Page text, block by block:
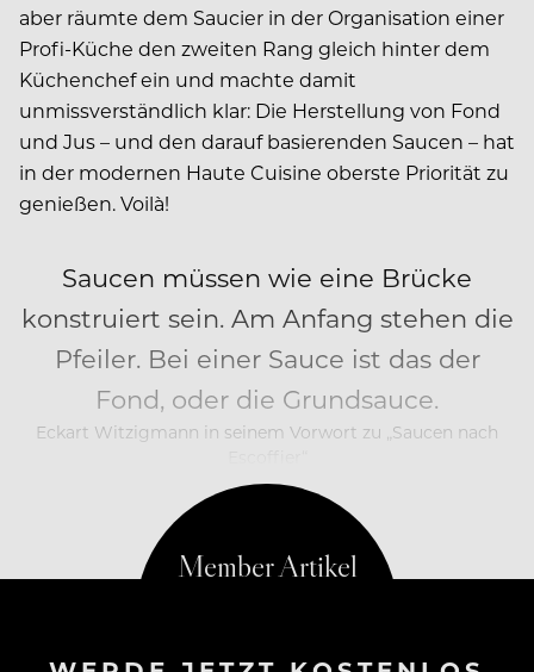
aber räumte dem Saucier in der Organisation einer
Profi-Küche den zweiten Rang gleich hinter dem
Küchenchef ein und machte damit
unmissverständlich klar: Die Herstellung von Fond
und Jus – und den darauf basierenden Saucen – hat
in der modernen Haute Cuisine oberste Priorität zu
genießen. Voilà!
Saucen müssen wie eine Brücke
konstruiert sein. Am Anfang stehen die
Pfeiler. Bei einer Sauce ist das der
Fond, oder die Grundsauce.
Eckart Witzigmann in seinem Vorwort zu „Saucen nach
Die gute Nachricht: Der Mann hat…